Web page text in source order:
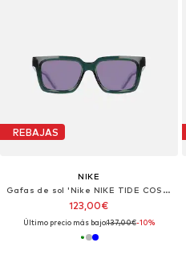
REBAJAS
NIKE
Gafas de sol 'Nike NIKE TIDE COSMIC IB3681X Midnight navy / blue 53/17/145 MAN Sunglasses'
123,00€
Último precio más bajo:137,00€-10%